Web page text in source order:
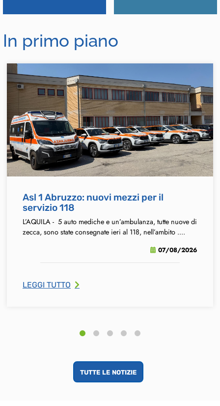
In primo piano
Asl 1 Abruzzo: nuovi mezzi per il
servizio 118
L’AQUILA - 5 auto mediche e un’ambulanza, tutte nuove di
zecca, sono state consegnate ieri al 118, nell’ambito ....
07/08/2026
LEGGI TUTTO
tutte le notizie